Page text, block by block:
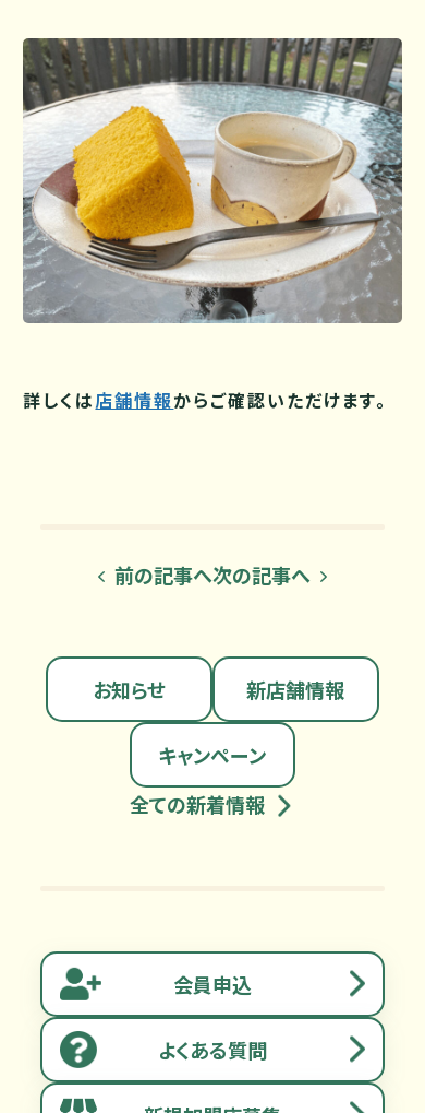
詳しくは店舗情報からご確認いただけます。
前の記事へ次の記事へ
お知らせ 新店舗情報
キャンペーン
全ての新着情報
会員申込
よくある質問